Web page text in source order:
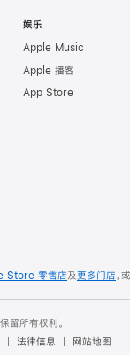
娱乐
Apple Music
Apple 播客
App Store
Store 零售店及更多门店，
所有权利。
法律信息 网站地图